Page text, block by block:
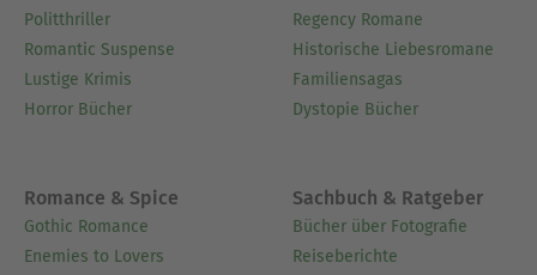
Politthriller
Romantic Suspense
Lustige Krimis
Horror Bücher
Regency Romane
Historische Liebesromane
Familiensagas
Dystopie Bücher
Romance & Spice
Gothic Romance
Enemies to Lovers
Sachbuch & Ratgeber
Bücher über Fotografie
Reiseberichte